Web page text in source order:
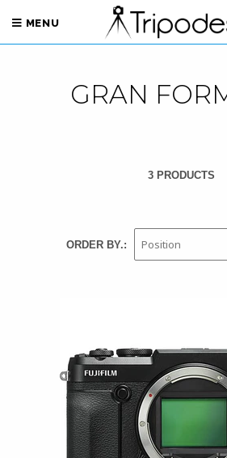
MENU
GRAN
3 PRODUCTS
ORDER BY.: